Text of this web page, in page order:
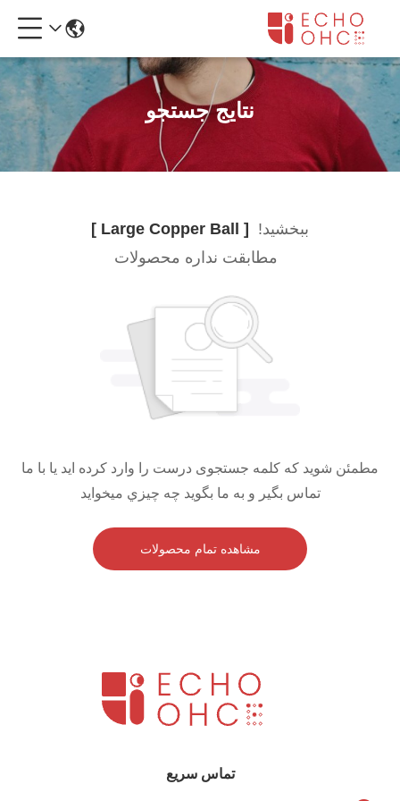
نتایج جستجو
ببخشيد!
[ Large Copper Ball ]
مطابقت نداره محصولات
مطمئن شوید که کلمه جستجوی درست را وارد کرده اید يا با ما
تماس بگير و به ما بگويد چه چيزي ميخوايد
مشاهده تمام محصولات
تماس سریع